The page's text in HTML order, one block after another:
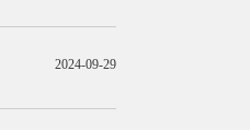
2024-09-29